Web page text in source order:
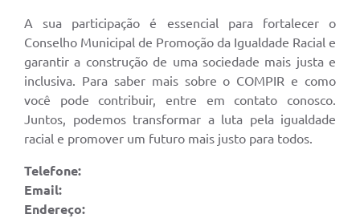
A sua participação é essencial para fortalecer o
Conselho Municipal de Promoção da Igualdade Racial e
garantir a construção de uma sociedade mais justa e
inclusiva. Para saber mais sobre o COMPIR e como
você pode contribuir, entre em contato conosco.
Juntos, podemos transformar a luta pela igualdade
racial e promover um futuro mais justo para todos.
Telefone:
Email:
Endereço: